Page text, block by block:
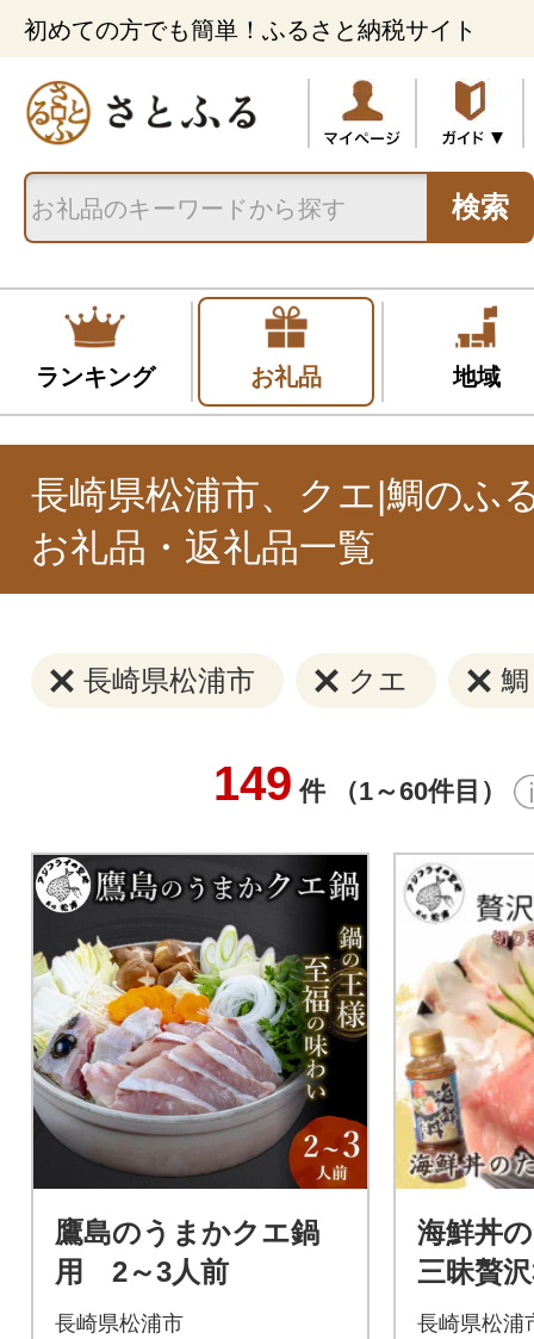
初めての方でも簡単！ふるさと納税サイト
検索
ランキング お礼品 地域
長崎県松浦市、クエ|鯛のふ
お礼品・返礼品一覧
長崎県松浦市 クエ 鯛
149 件 （1～60件目）
鷹島のうまかクエ鍋
用 2～3人前
長崎県松浦市
海鮮丼
三昧贅
100g×3
長崎県松浦